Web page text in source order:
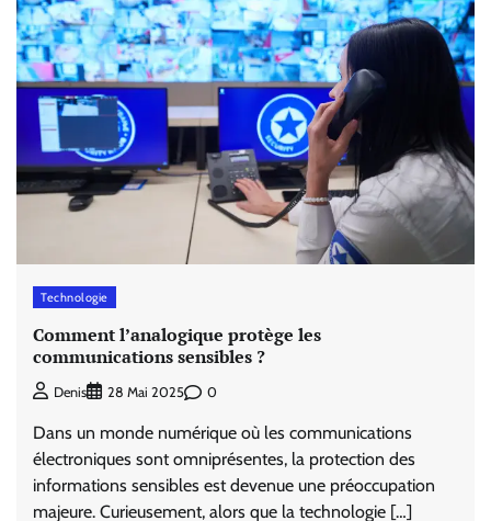
Technologie
Comment l’analogique protège les
communications sensibles ?
Denis 28 Mai 2025 0
Dans un monde numérique où les communications
électroniques sont omniprésentes, la protection des
informations sensibles est devenue une préoccupation
majeure. Curieusement, alors que la technologie […]